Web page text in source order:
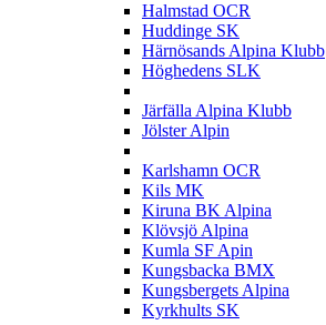
Halmstad OCR
Huddinge SK
Härnösands Alpina Klubb
Höghedens SLK
Järfälla Alpina Klubb
Jölster Alpin
Karlshamn OCR
Kils MK
Kiruna BK Alpina
Klövsjö Alpina
Kumla SF Apin
Kungsbacka BMX
Kungsbergets Alpina
Kyrkhults SK